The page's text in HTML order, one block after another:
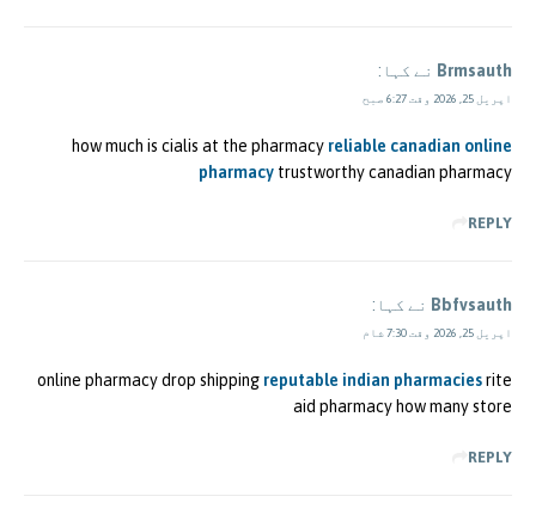
Brmsauth نے کہا:
اپریل 25, 2026 وقت 6:27 صبح
how much is cialis at the pharmacy reliable canadian online
pharmacy trustworthy canadian pharmacy
REPLY
Bbfvsauth نے کہا:
اپریل 25, 2026 وقت 7:30 شام
online pharmacy drop shipping reputable indian pharmaciesrite
aid pharmacy how many store
REPLY